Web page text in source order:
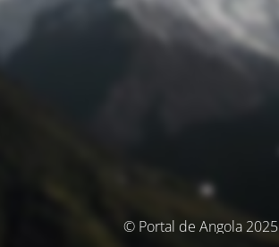
© Portal de Angola 2025